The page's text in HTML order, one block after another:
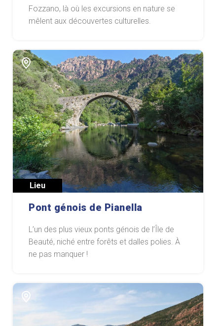
Fozzano, là où les excursions en nature se
mêlent aux découvertes culturelles.
Lieu
Pont génois de Pianella
L’un des plus vieux ponts génois de l’Île de
Beauté, niché entre forêts et dalles polies. À
ne pas manquer !